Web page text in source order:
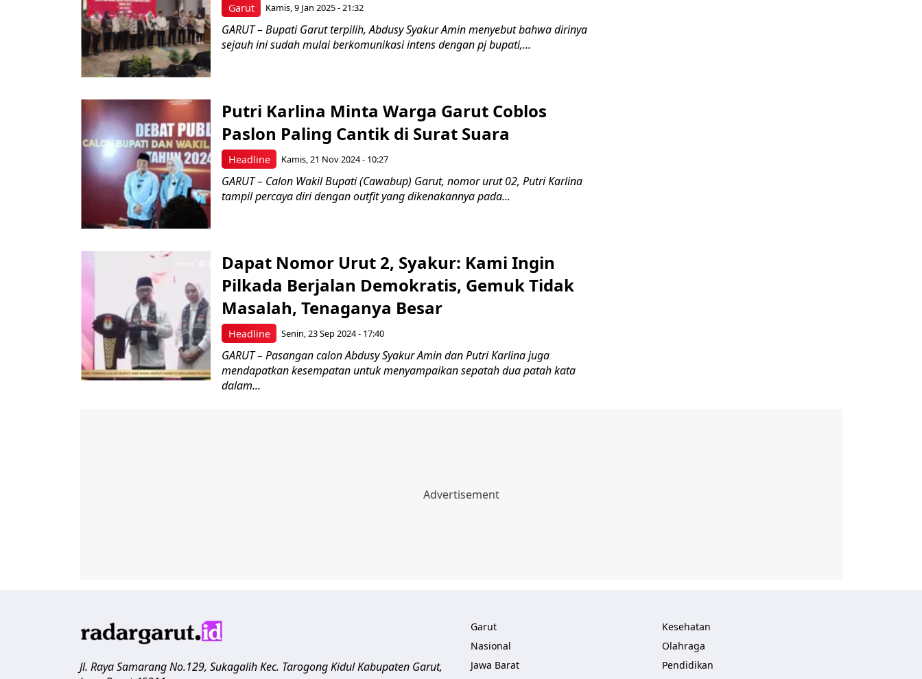
Garut Kamis, 9 Jan 2025 - 21:32
GARUT – Bupati Garut terpilih, Abdusy Syakur Amin menyebut bahwa dirinya
sejauh ini sudah mulai berkomunikasi intens dengan pj bupati,...
Headline
Putri Karlina Minta Warga Garut Coblos
Paslon Paling Cantik di Surat Suara
Kamis, 21 Nov 2024 - 10:27
GARUT – Calon Wakil Bupati (Cawabup) Garut, nomor urut 02, Putri Karlina
tampil percaya diri dengan outfit yang dikenakannya pada...
Headline
Dapat Nomor Urut 2, Syakur: Kami Ingin
Pilkada Berjalan Demokratis, Gemuk Tidak
Masalah, Tenaganya Besar
Senin, 23 Sep 2024 - 17:40
GARUT – Pasangan calon Abdusy Syakur Amin dan Putri Karlina juga
mendapatkan kesempatan untuk menyampaikan sepatah dua patah kata
dalam...
Jl. Raya Samarang No.129, SukagalihKec. Tarogong Kidul Kabupaten Garut,
Garut
Nasional
Jawa Barat
Kesehatan
Olahraga
Pendidikan